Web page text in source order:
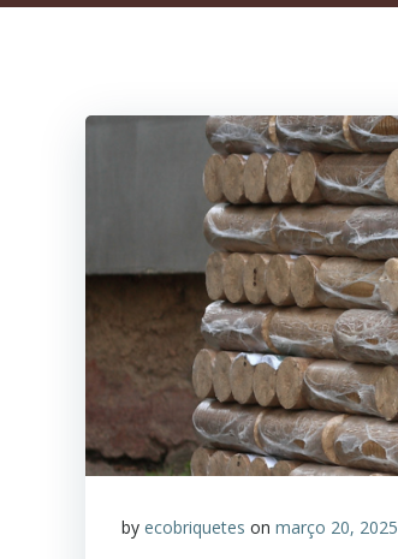
by ecobriquetes on março 20, 2025